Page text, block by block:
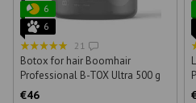
6
6
21
Botox for hair Boomhair
Professional B-TOX Ultra 500 g
€46